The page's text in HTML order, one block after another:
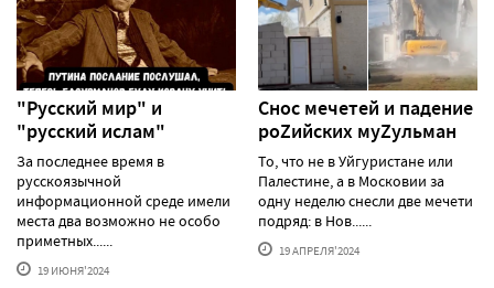
"Русский мир" и
"русский ислам"
За последнее время в
русскоязычной
информационной среде имели
места два возможно не особо
приметных......
19 ИЮНЯ'2024
Снос мечетей и падение
роZийских муZульман
То, что не в Уйгуристане или
Палестине, а в Московии за
одну неделю снесли две мечети
подряд: в Нов......
19 АПРЕЛЯ'2024